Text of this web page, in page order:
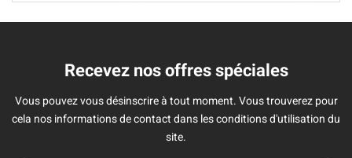
Recevez nos offres spéciales
Vous pouvez vous désinscrire à tout moment. Vous trouverez pour
cela nos informations de contact dans les conditions d'utilisation du
site.